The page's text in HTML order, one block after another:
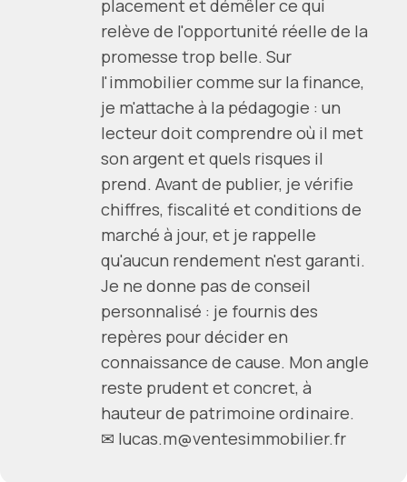
placement et démêler ce qui
relève de l'opportunité réelle de la
promesse trop belle. Sur
l'immobilier comme sur la finance,
je m'attache à la pédagogie : un
lecteur doit comprendre où il met
son argent et quels risques il
prend. Avant de publier, je vérifie
chiffres, fiscalité et conditions de
marché à jour, et je rappelle
qu'aucun rendement n'est garanti.
Je ne donne pas de conseil
personnalisé : je fournis des
repères pour décider en
connaissance de cause. Mon angle
reste prudent et concret, à
hauteur de patrimoine ordinaire.
✉ lucas.m@ventesimmobilier.fr